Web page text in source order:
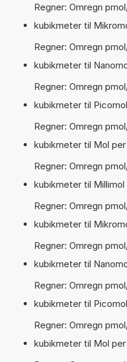
Regner: Omregn
kubikmeter til
Regner: Omregn
kubikmeter til
Regner: Omregn
kubikmeter til
Regner: Omregn
kubikmeter til Mol
Regner: Omregn
kubikmeter til Millimol
Regner: Omregn
kubikmeter til
Regner: Omregn
kubikmeter til
Regner: Omregn
kubikmeter til
Regner: Omregn
kubikmeter til Mol